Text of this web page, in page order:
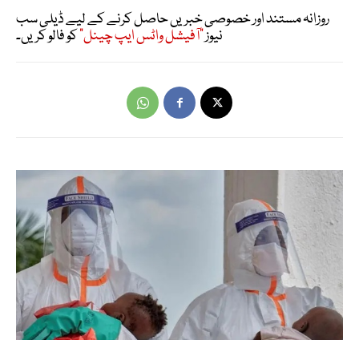
روزانہ مستند اور خصوصی خبریں حاصل کرنے کے لیے ڈیلی سب
نیوز"آفیشل واٹس ایپ چینل"کو فالو کریں۔